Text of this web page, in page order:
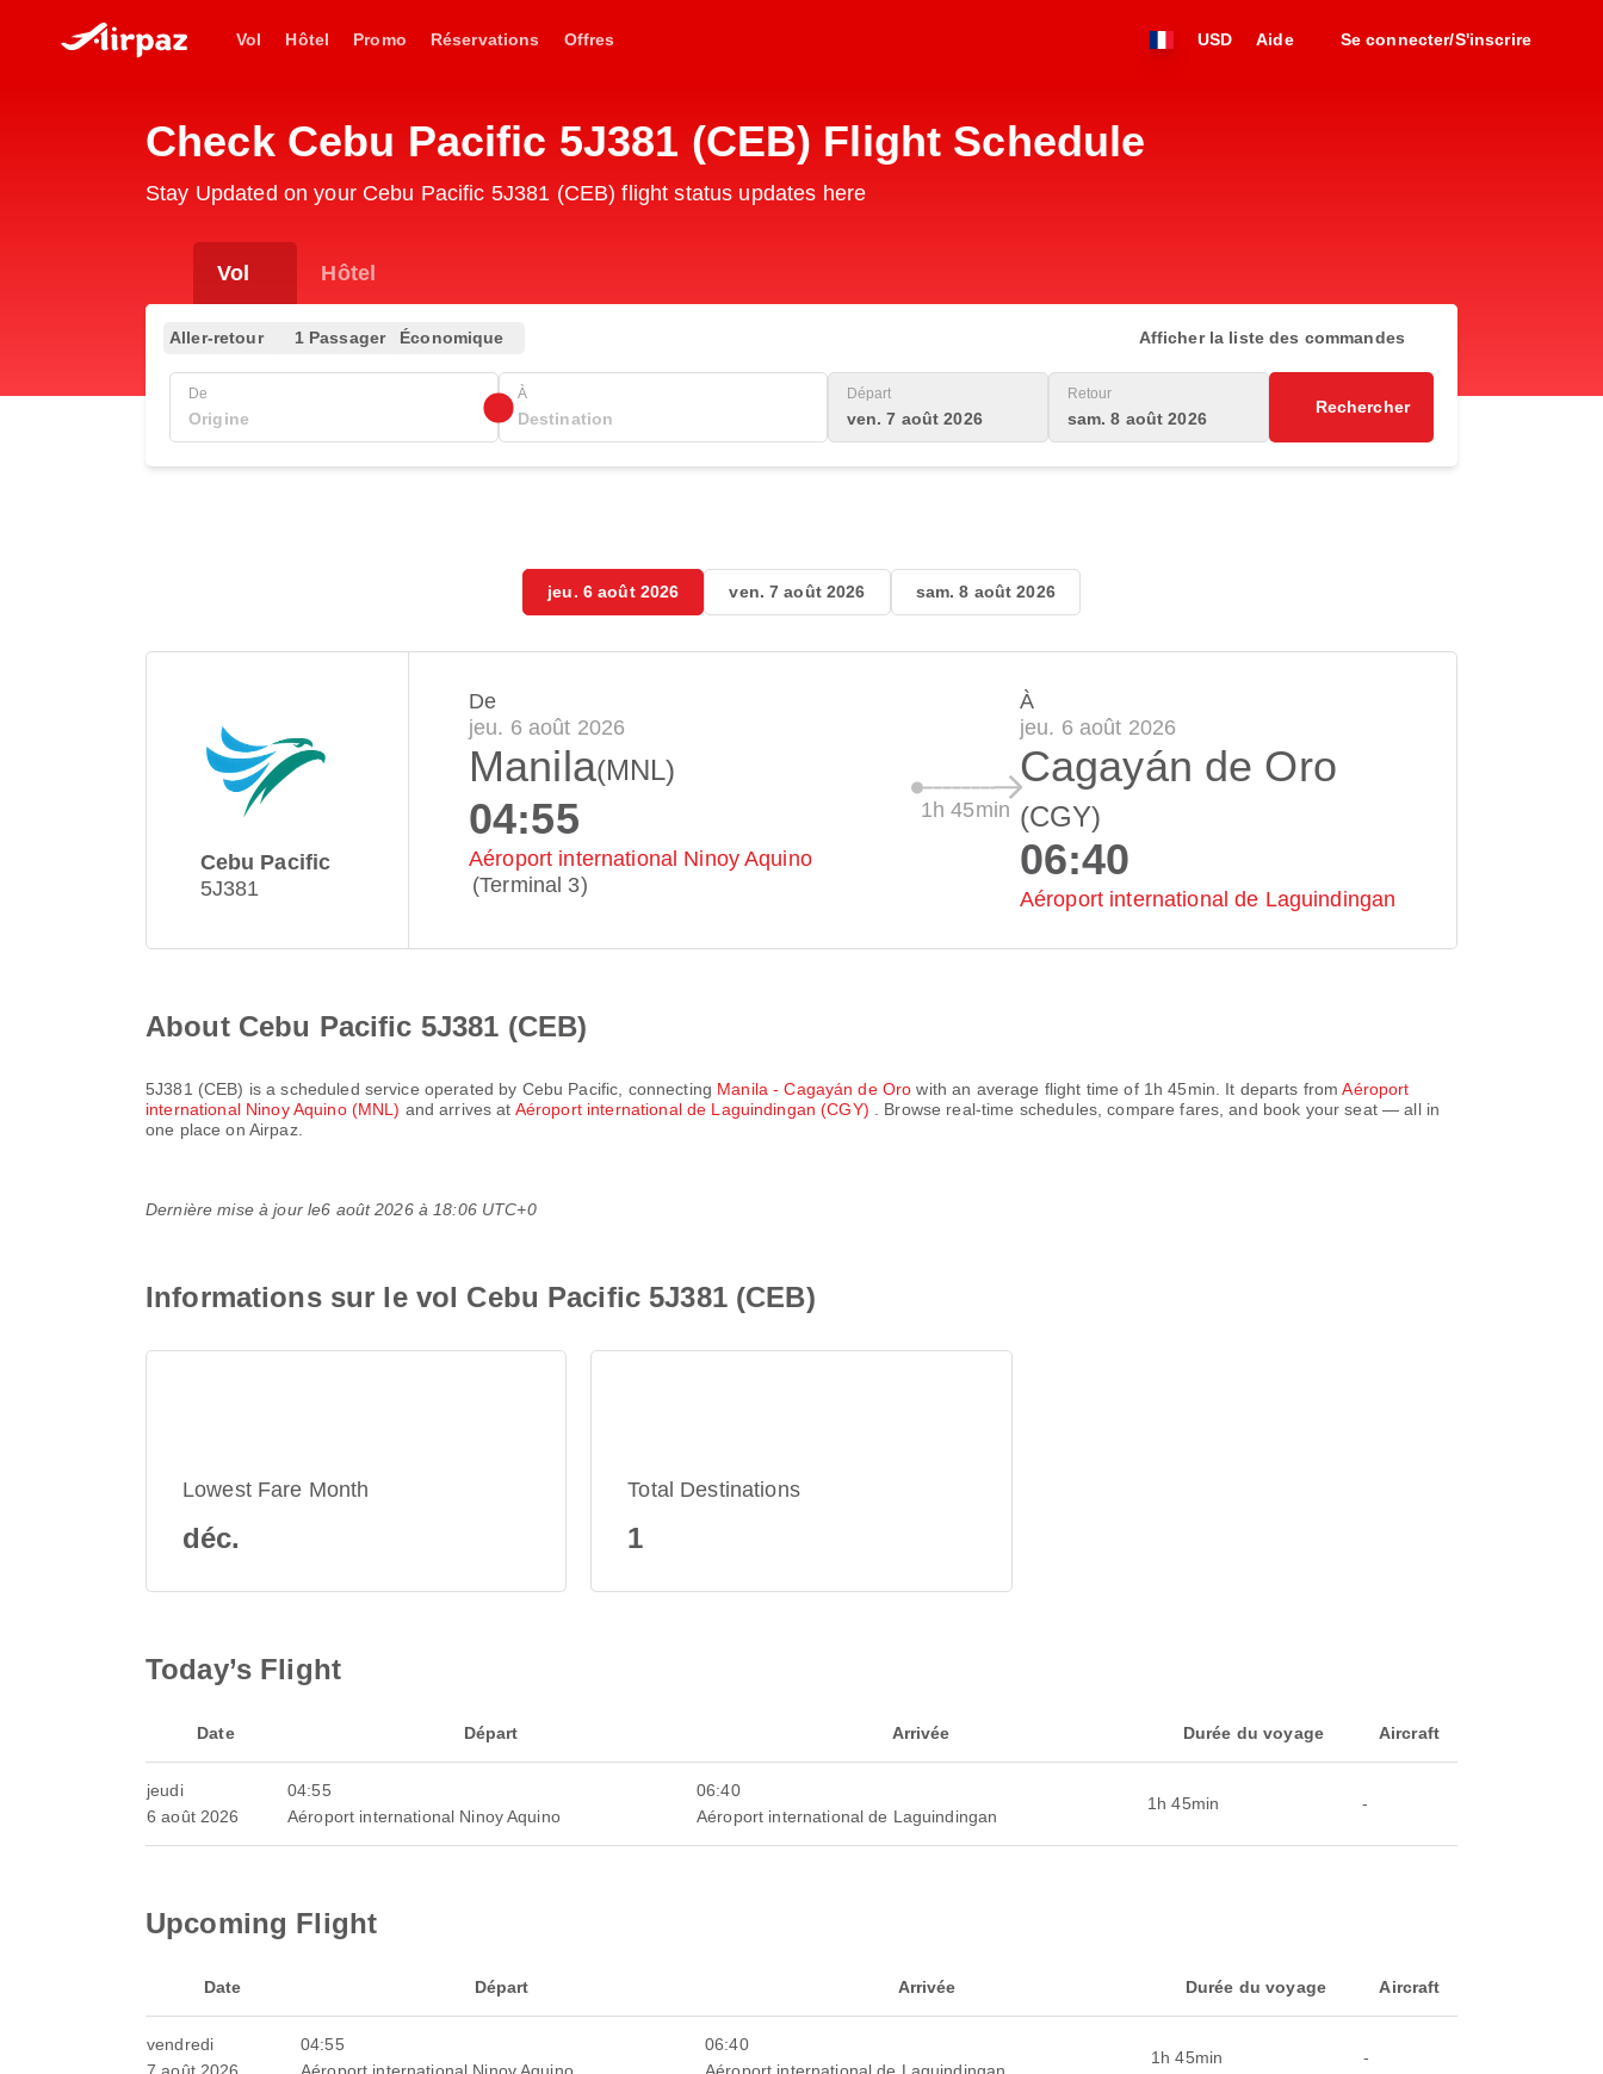
Vol Hôtel Promo Réservations Offres USD Aide Se connecter/S'inscrire
Check Cebu Pacific 5J381 (CEB) Flight Schedule
Stay Updated on your Cebu Pacific 5J381 (CEB) flight status updates here
Vol Hôtel
Aller-retour 1 Passager Économique Afficher la liste des commandes
De À Départ
ven. 7 août 2026
Retour
sam. 8 août 2026
Rechercher
jeu. 6 août 2026 ven. 7 août 2026 sam. 8 août 2026
Cebu Pacific
5J381
De
jeu. 6 août 2026
Manila(MNL)
04:55
Aéroport international Ninoy Aquino
(Terminal 3)
1h 45min
À
jeu. 6 août 2026
Cagayán de Oro
(CGY)
06:40
Aéroport international de Laguindingan
About Cebu Pacific 5J381 (CEB)
5J381 (CEB) is a scheduled service operated by Cebu Pacific , connecting Manila - Cagayán de Oro with an average flight time of 1h 45min . It departs fromAéroport
international Ninoy Aquino (MNL) and arrives at Aéroport international de Laguindingan (CGY)
. Browse real-time schedules, compare fares, and book your seat — all in
one place on Airpaz.
Dernière mise à jour le6 août 2026 à 18:06 UTC+0
Informations sur le vol Cebu Pacific 5J381 (CEB)
Lowest Fare Month
déc.
Total Destinations
1
Today’s Flight
Date Départ Arrivée Durée du voyage Aircraft
jeudi
6 août 2026
04:55
Aéroport international Ninoy Aquino
06:40
Aéroport international de Laguindingan
1h 45min -
Upcoming Flight
Date Départ Arrivée Durée du voyage Aircraft
vendredi
04:55
06:40
1h 45min -